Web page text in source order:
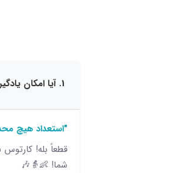
1. آیا امکان یادگیری خوانندگی در هر سنی وجود دارد؟
"استعداد هیچ
قطعاً بله!
شما! 👶👵🎶